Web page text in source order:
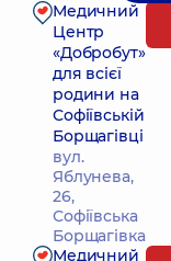
Медичний
Центр
«Добробут»
для всієї
родини на
Софіївській
Борщагівці
вул.
Яблунева,
26,
Софіївська
Борщагівка
Медичний